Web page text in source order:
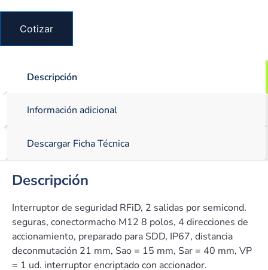
Cotizar
Descripción
Información adicional
Descargar Ficha Técnica
Descripción
Interruptor de seguridad RFiD, 2 salidas por semicond.
seguras, conectormacho M12 8 polos, 4 direcciones de
accionamiento, preparado para SDD, IP67, distancia
deconmutación 21 mm, Sao = 15 mm, Sar = 40 mm, VP
= 1 ud. interruptor encriptado con accionador.